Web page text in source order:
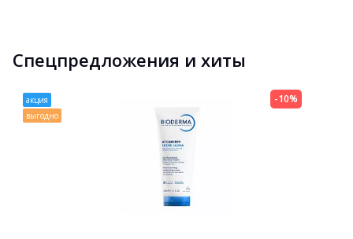
Спецпредложения и хиты
акция
выгодно
-10%